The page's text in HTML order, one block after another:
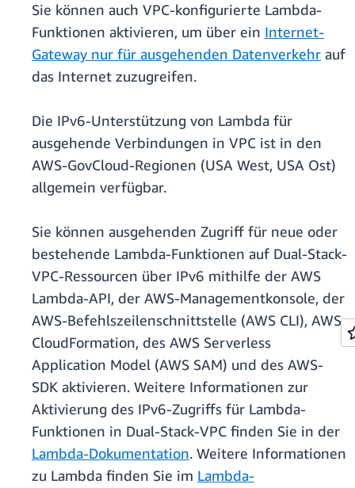
Sie können auch VPC-konfigurierte Lambda-
Funktionen aktivieren, um über ein Internet-
Gateway nur für ausgehenden Datenverkehr auf
das Internet zuzugreifen.
Die IPv6-Unterstützung von Lambda für
ausgehende Verbindungen in VPC ist in den
AWS-GovCloud-Regionen (USA West, USA Ost)
allgemein verfügbar.
Sie können ausgehenden Zugriff für neue oder
bestehende Lambda-Funktionen auf Dual-Stack-
VPC-Ressourcen über IPv6 mithilfe der AWS
Lambda-API, der AWS-Managementkonsole, der
AWS-Befehlszeilenschnittstelle (AWS CLI), AWS
CloudFormation, des AWS Serverless
Application Model (AWS SAM) und des AWS-
SDK aktivieren. Weitere Informationen zur
Aktivierung des IPv6-Zugriffs für Lambda-
Funktionen in Dual-Stack-VPC finden Sie in der
Lambda-Dokumentation. Weitere Informationen
zu Lambda finden Sie im Lambda-